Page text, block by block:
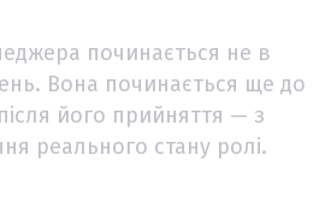
починається не в
Вона починається ще до
його прийняття — з
реального стану ролі.